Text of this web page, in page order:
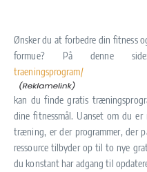
Ønsker du at forbedre din fitness
formue? På denne
traeningsprogram/
kan du finde gratis
dine fitnessmål. Uanset om du
træning, er der programmer, der
ressource tilbyder op til to nye
du konstant har adgang til